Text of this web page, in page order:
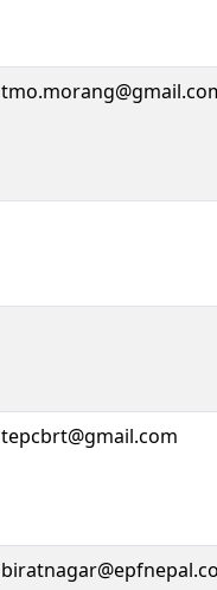
tepcbrt@gmail.com